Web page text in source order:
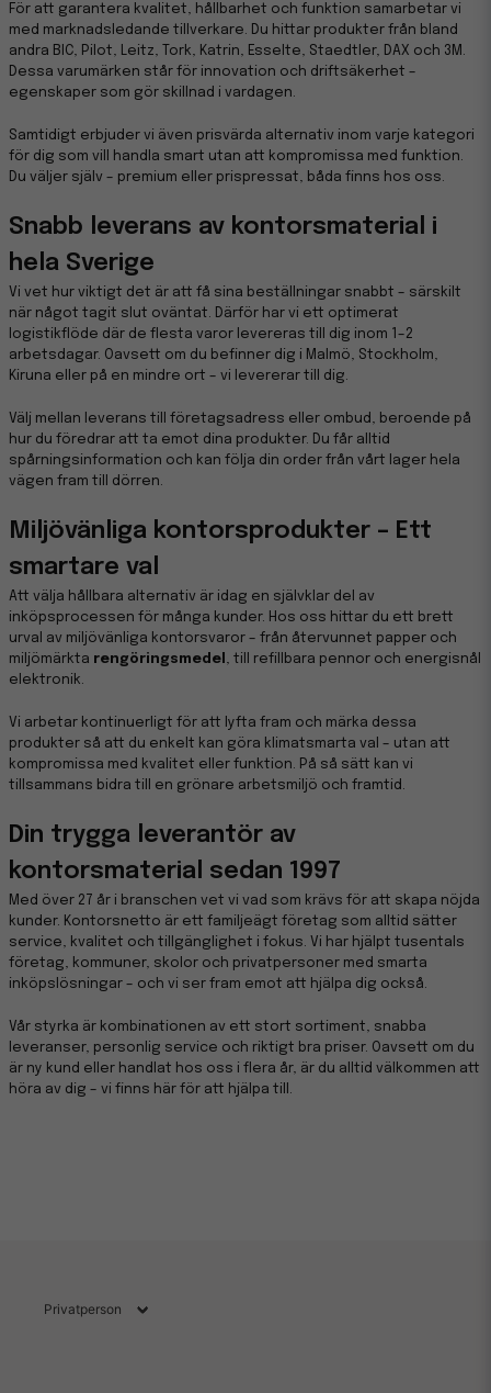
För att garantera kvalitet, hållbarhet och funktion samarbetar vi
med marknadsledande tillverkare. Du hittar produkter från bland
andra BIC, Pilot, Leitz, Tork, Katrin, Esselte, Staedtler, DAX och 3M.
Dessa varumärken står för innovation och driftsäkerhet –
egenskaper som gör skillnad i vardagen.
Samtidigt erbjuder vi även prisvärda alternativ inom varje kategori
för dig som vill handla smart utan att kompromissa med funktion.
Du väljer själv – premium eller prispressat, båda finns hos oss.
Snabb leverans av kontorsmaterial i
hela Sverige
Vi vet hur viktigt det är att få sina beställningar snabbt – särskilt
när något tagit slut oväntat. Därför har vi ett optimerat
logistikflöde där de flesta varor levereras till dig inom 1–2
arbetsdagar. Oavsett om du befinner dig i Malmö, Stockholm,
Kiruna eller på en mindre ort – vi levererar till dig.
Välj mellan leverans till företagsadress eller ombud, beroende på
hur du föredrar att ta emot dina produkter. Du får alltid
spårningsinformation och kan följa din order från vårt lager hela
vägen fram till dörren.
Miljövänliga kontorsprodukter – Ett
smartare val
Att välja hållbara alternativ är idag en självklar del av
inköpsprocessen för många kunder. Hos oss hittar du ett brett
urval av miljövänliga kontorsvaror – från återvunnet papper och
miljömärkta rengöringsmedel , till refillbara pennor och energisnål
elektronik.
Vi arbetar kontinuerligt för att lyfta fram och märka dessa
produkter så att du enkelt kan göra klimatsmarta val – utan att
kompromissa med kvalitet eller funktion. På så sätt kan vi
tillsammans bidra till en grönare arbetsmiljö och framtid.
Din trygga leverantör av
kontorsmaterial sedan 1997
Med över 27 år i branschen vet vi vad som krävs för att skapa nöjda
kunder. Kontorsnetto är ett familjeägt företag som alltid sätter
service, kvalitet och tillgänglighet i fokus. Vi har hjälpt tusentals
företag, kommuner, skolor och privatpersoner med smarta
inköpslösningar – och vi ser fram emot att hjälpa dig också.
Vår styrka är kombinationen av ett stort sortiment, snabba
leveranser, personlig service och riktigt bra priser. Oavsett om du
är ny kund eller handlat hos oss i flera år, är du alltid välkommen att
höra av dig – vi finns här för att hjälpa till.